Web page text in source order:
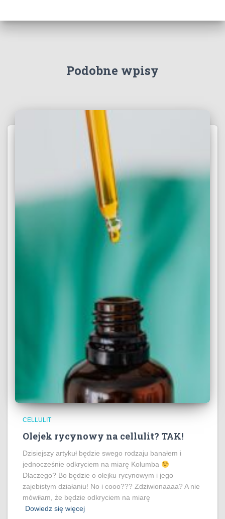
Podobne wpisy
CELLULIT
Olejek rycynowy na cellulit? TAK!
Dzisiejszy artykuł będzie swego rodzaju banałem i
jednocześnie odkryciem na miarę Kolumba
Dlaczego? Bo będzie o olejku rycynowym i jego
zajebistym działaniu! No i cooo??? Zdziwionaaaa? A nie
mówiłam, że będzie odkryciem na miarę
Dowiedz się więcej